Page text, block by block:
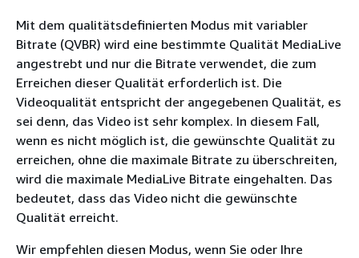
Mit dem qualitätsdefinierten Modus mit variabler
Bitrate (QVBR) wird eine bestimmte Qualität MediaLive
angestrebt und nur die Bitrate verwendet, die zum
Erreichen dieser Qualität erforderlich ist. Die
Videoqualität entspricht der angegebenen Qualität, es
sei denn, das Video ist sehr komplex. In diesem Fall,
wenn es nicht möglich ist, die gewünschte Qualität zu
erreichen, ohne die maximale Bitrate zu überschreiten,
wird die maximale MediaLive Bitrate eingehalten. Das
bedeutet, dass das Video nicht die gewünschte
Qualität erreicht.
Wir empfehlen diesen Modus, wenn Sie oder Ihre